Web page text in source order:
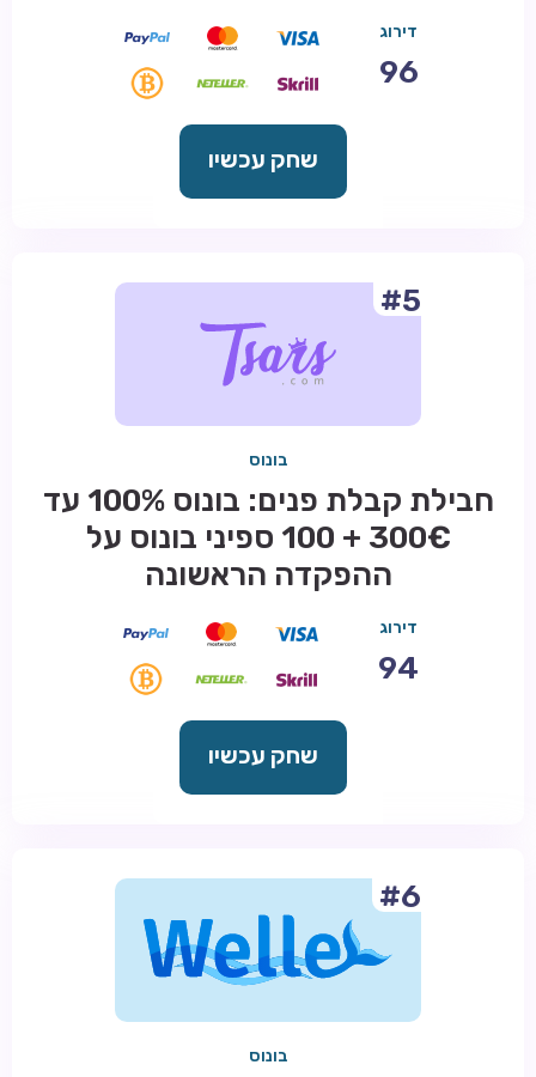
דירוג
96
שחק עכשיו
#5
בונוס
חבילת קבלת פנים: בונוס 100% עד
300€ + 100 ספיני בונוס על
ההפקדה הראשונה
דירוג
94
שחק עכשיו
#6
בונוס